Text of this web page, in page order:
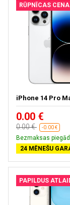
RŪPNĪCAS CENA
iPhone 14 Pro
0.00 €
0.00 € -0.00 €
Bezmaksas
24 MĒNEŠU
PAPILDUS